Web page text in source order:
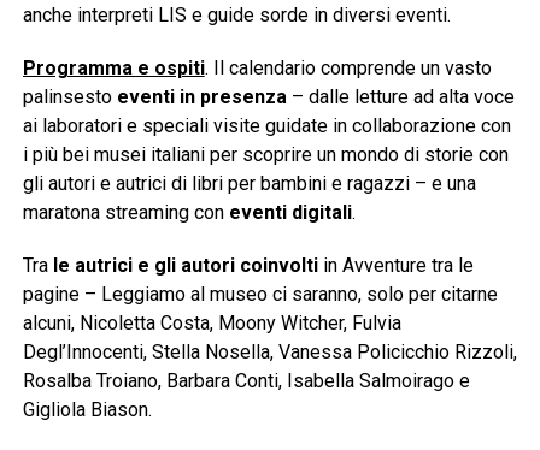
anche interpreti LIS e guide sorde in diversi eventi.
Programma e ospiti. Il calendario comprende un vasto
palinsesto eventi in presenza– dalle letture ad alta voce
ai laboratori e speciali visite guidate in collaborazione con
i più bei musei italiani per scoprire un mondo di storie con
gli autori e autrici di libri per bambini e ragazzi – e una
maratona streaming con eventi digitali.
Tra le autrici e gli autori coinvoltiin Avventure tra le
pagine – Leggiamo al museo ci saranno, solo per citarne
alcuni, Nicoletta Costa, Moony Witcher, Fulvia
Degl’Innocenti, Stella Nosella, Vanessa Policicchio Rizzoli,
Rosalba Troiano, Barbara Conti, Isabella Salmoirago e
Gigliola Biason.